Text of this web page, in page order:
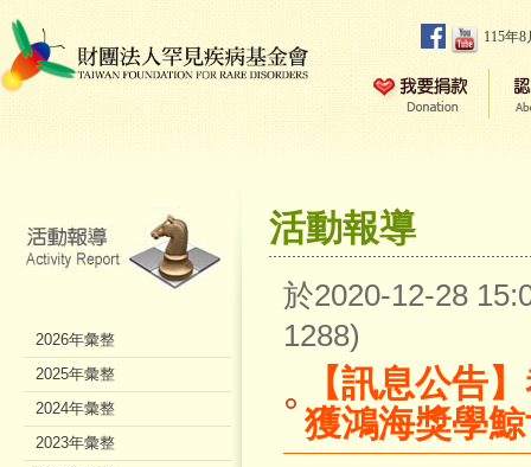
115年
活動報導
於2020-12-28
1288)
【訊息公告
獲鴻海獎學
2026年彙整
2025年彙整
2024年彙整
2023年彙整